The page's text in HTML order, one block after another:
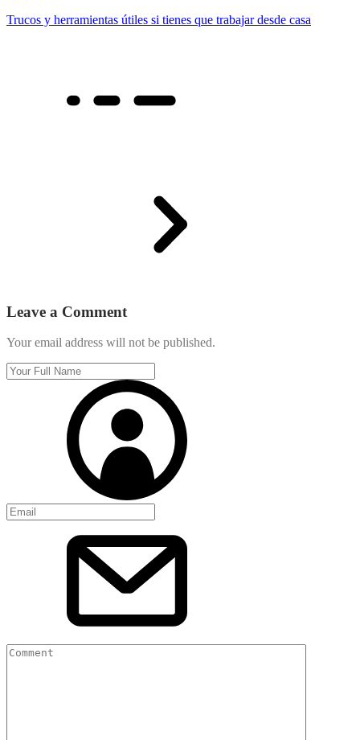
Trucos y herramientas útiles si tienes que trabajar desde casa
Leave a Comment
Your email address will not be published.